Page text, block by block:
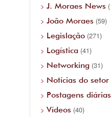
J. Moraes News
João Moraes (59)
Legislação (271)
Logística (41)
Networking (31)
Notícias do setor
Postagens diárias
Vídeos (40)